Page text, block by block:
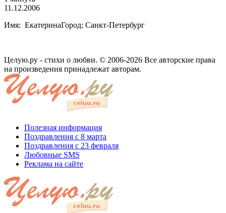
11.12.2006
Имя: ЕкатеринаГород: Санкт-Петербург
Целую.ру - стихи о любви. © 2006-2026 Все авторские права
на произведения принадлежат авторам.
Полезная информация
Поздравления с 8 марта
Поздравления с 23 февраля
Любовные SMS
Реклама на сайте